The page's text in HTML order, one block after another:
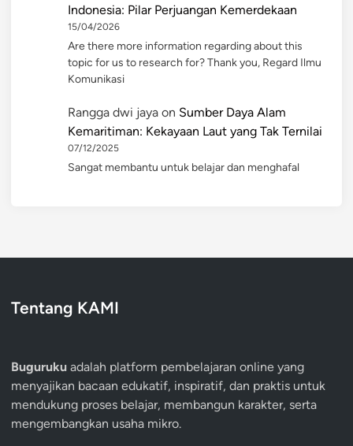
Indonesia: Pilar Perjuangan Kemerdekaan
15/04/2026
Are there more information regarding about this
topic for us to research for? Thank you, Regard Ilmu
Komunikasi
Rangga dwi jaya on Sumber Daya Alam
Kemaritiman: Kekayaan Laut yang Tak Ternilai
07/12/2025
Sangat membantu untuk belajar dan menghafal
Tentang KAMI
Buguruku adalah platform pembelajaran online yang
menyajikan bacaan edukatif, inspiratif, dan praktis untuk
mendukung proses belajar, membangun karakter, serta
mengembangkan usaha mikro.